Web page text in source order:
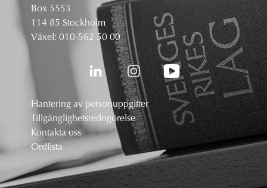
Box 5553
114 85 Stockholm
Växel: 010-562 50 00
Hantering av personuppgifter
Tillgänglighetsredogörelse
Kontakta oss
Ordlista